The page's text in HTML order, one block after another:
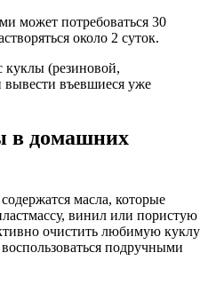
может потребоваться 30
около 2 суток.
куклы (резиновой,
вывести въевшиеся уже
в домашних
масла, которые
винил или пористую
очистить любимую куклу
подручными